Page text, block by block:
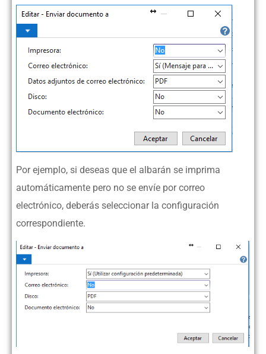
Por ejemplo, si deseas que el albarán se imprima
automáticamente pero no se envíe por correo
electrónico, deberás seleccionar la configuración
correspondiente.